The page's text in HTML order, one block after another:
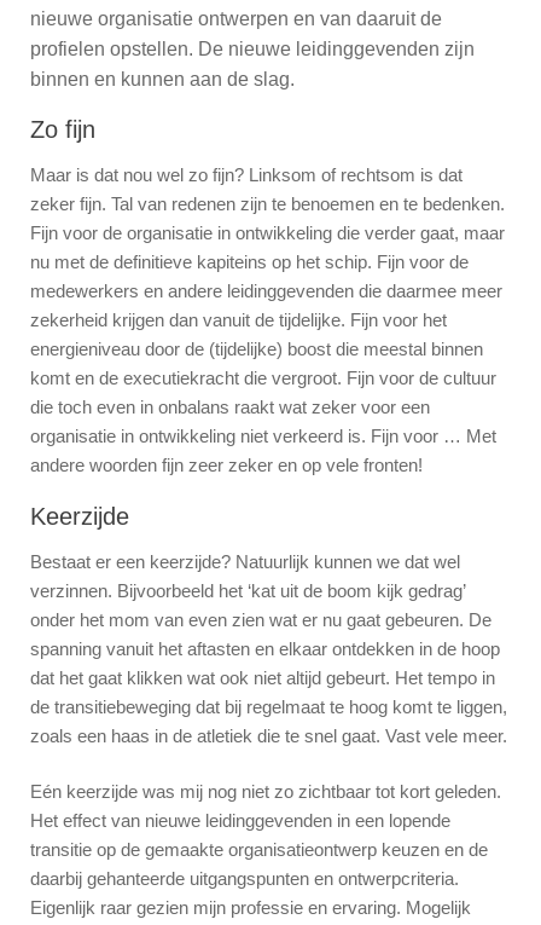
nieuwe organisatie ontwerpen en van daaruit de
profielen opstellen. De nieuwe leidinggevenden zijn
binnen en kunnen aan de slag.
Zo fijn
Maar is dat nou wel zo fijn? Linksom of rechtsom is dat
zeker fijn. Tal van redenen zijn te benoemen en te bedenken.
Fijn voor de organisatie in ontwikkeling die verder gaat, maar
nu met de definitieve kapiteins op het schip. Fijn voor de
medewerkers en andere leidinggevenden die daarmee meer
zekerheid krijgen dan vanuit de tijdelijke. Fijn voor het
energieniveau door de (tijdelijke) boost die meestal binnen
komt en de executiekracht die vergroot. Fijn voor de cultuur
die toch even in onbalans raakt wat zeker voor een
organisatie in ontwikkeling niet verkeerd is. Fijn voor … Met
andere woorden fijn zeer zeker en op vele fronten!
Keerzijde
Bestaat er een keerzijde? Natuurlijk kunnen we dat wel
verzinnen. Bijvoorbeeld het ‘kat uit de boom kijk gedrag’
onder het mom van even zien wat er nu gaat gebeuren. De
spanning vanuit het aftasten en elkaar ontdekken in de hoop
dat het gaat klikken wat ook niet altijd gebeurt. Het tempo in
de transitiebeweging dat bij regelmaat te hoog komt te liggen,
zoals een haas in de atletiek die te snel gaat. Vast vele meer.
Eén keerzijde was mij nog niet zo zichtbaar tot kort geleden.
Het effect van nieuwe leidinggevenden in een lopende
transitie op de gemaakte organisatieontwerp keuzen en de
daarbij gehanteerde uitgangspunten en ontwerpcriteria.
Eigenlijk raar gezien mijn professie en ervaring. Mogelijk